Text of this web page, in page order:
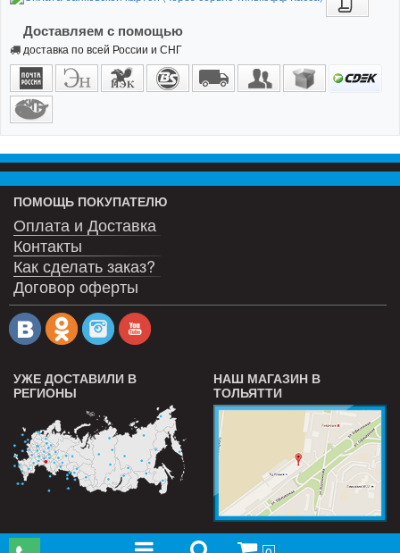
Доставляем с помощью
доставка по всей России и СНГ
ПОМОЩЬ ПОКУПАТЕЛЮ
Оплата и Доставка
Контакты
Как сделать заказ?
Договор оферты
УЖЕ ДОСТАВИЛИ В
РЕГИОНЫ
НАШ МАГАЗИН В
ТОЛЬЯТТИ